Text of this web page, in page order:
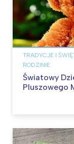
TRADYCJE I
RODZINIE
Światowy
Pluszowego